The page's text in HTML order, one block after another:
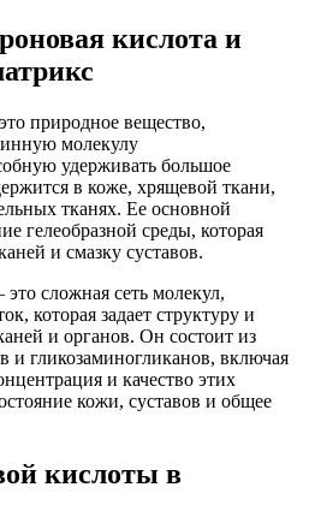
кислота и
природное вещество,
молекулу
удерживать большое
в коже, хрящевой ткани,
тканях. Ее основной
гелеобразной среды, которая
и смазку суставов.
сложная сеть молекул,
которая задает структуру и
и органов. Он состоит из
и гликозаминогликанов, включая
и качество этих
кожи, суставов и общее
кислоты в